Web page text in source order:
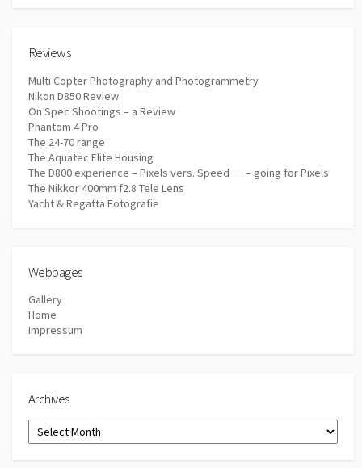
Reviews
Multi Copter Photography and Photogrammetry
Nikon D850 Review
On Spec Shootings – a Review
Phantom 4 Pro
The 24-70 range
The Aquatec Elite Housing
The D800 experience – Pixels vers. Speed … – going for Pixels
The Nikkor 400mm f2.8 Tele Lens
Yacht & Regatta Fotografie
Webpages
Gallery
Home
Impressum
Archives
Archives